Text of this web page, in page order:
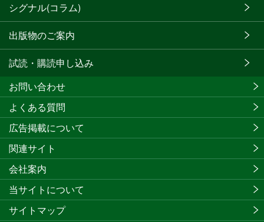
シグナル(コラム)
出版物のご案内
試読・購読申し込み
お問い合わせ
よくある質問
広告掲載について
関連サイト
会社案内
当サイトについて
サイトマップ